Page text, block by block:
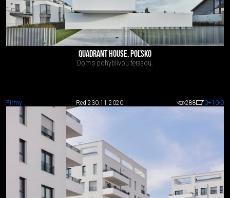
QUADRANT HOUSE, POĽSKO
Dom s pohyblivou terasou.
Firmy Red 230.11.2020 288 0+10-0